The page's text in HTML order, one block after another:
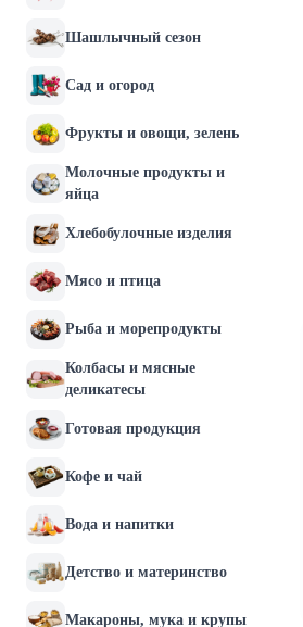
Шашлычный сезон
Сад и огород
Фрукты и овощи, зелень
Молочные продукты и
яйца
Хлебобулочные изделия
Мясо и птица
Рыба и морепродукты
Колбасы и мясные
деликатесы
Готовая продукция
Кофе и чай
Вода и напитки
Детство и материнство
Макароны, мука и крупы